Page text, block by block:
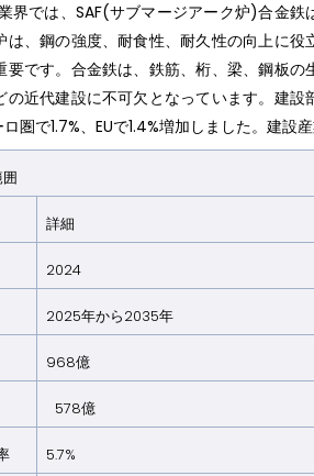
界では、SAF(サブマージアーク炉)合金鉄
は、鋼の強度、耐食性、耐久性の向上に
です。合金鉄は、鉄筋、桁、梁、鋼板の
の近代建設に不可欠となっています。建
圏で1.7%、EUで1.4%増加しました。建設
詳細
2024
2025年から2035年
968億
578億
5.7%